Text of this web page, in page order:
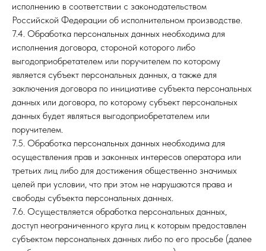
исполнению в соответствии с законодательством
Российской Федерации об исполнительном производстве.
7.4. Обработка персональных данных необходима для
исполнения договора, стороной которого либо
выгодоприобретателем или поручителем по которому
является субъект персональных данных, а также для
заключения договора по инициативе субъекта персональных
данных или договора, по которому субъект персональных
данных будет являться выгодоприобретателем или
поручителем.
7.5. Обработка персональных данных необходима для
осуществления прав и законных интересов оператора или
третьих лиц либо для достижения общественно значимых
целей при условии, что при этом не нарушаются права и
свободы субъекта персональных данных.
7.6. Осуществляется обработка персональных данных,
доступ неограниченного круга лиц к которым предоставлен
субъектом персональных данных либо по его просьбе (далее